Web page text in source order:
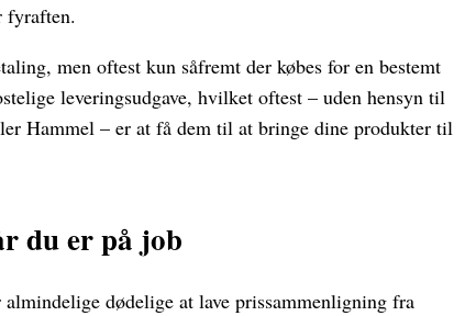
fyraften.
men oftest kun såfremt der købes for en bestemt
leveringsudgave, hvilket oftest – uden hensyn til
Hammel – er at få dem til at bringe dine produkter til
du er på job
dødelige at lave prissammenligning fra